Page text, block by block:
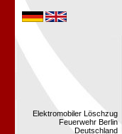
Elektromobiler Löschzug
Feuerwehr Berlin
Deutschland